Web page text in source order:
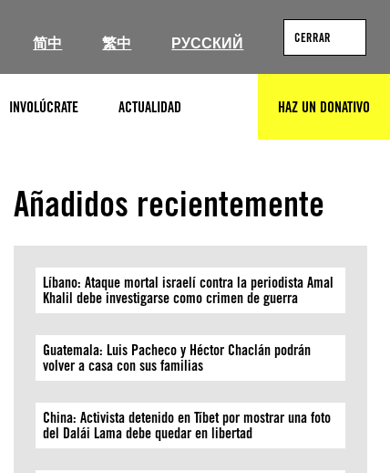
简中 繁中 РУССКИЙ CERRAR
INVOLÚCRATE ACTUALIDAD HAZ UN DONATIVO
Añadidos recientemente
Líbano: Ataque mortal israelí contra la periodista Amal
Khalil debe investigarse como crimen de guerra
Guatemala: Luis Pacheco y Héctor Chaclán podrán
volver a casa con sus familias
China: Activista detenido en Tíbet por mostrar una foto
del Dalái Lama debe quedar en libertad